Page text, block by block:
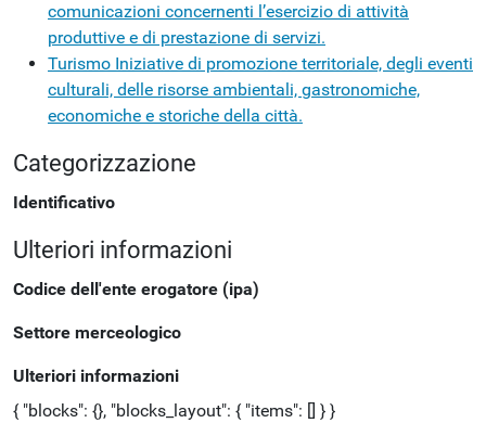
comunicazioni concernenti l’esercizio di attività
produttive e di prestazione di servizi.
Turismo Iniziative di promozione territoriale, degli eventi
culturali, delle risorse ambientali, gastronomiche,
economiche e storiche della città.
Categorizzazione
Identificativo
Ulteriori informazioni
Codice dell'ente erogatore (ipa)
Settore merceologico
Ulteriori informazioni
{ "blocks": {}, "blocks_layout": { "items": [] } }